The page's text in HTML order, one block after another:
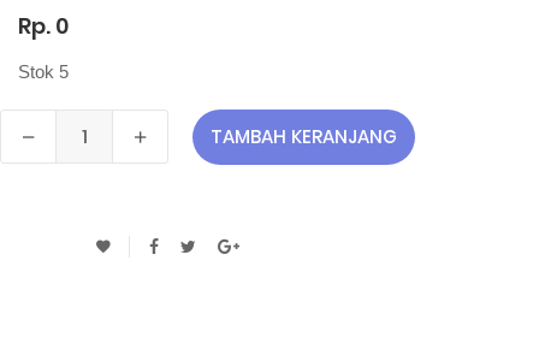
Rp. 0
Stok 5
TAMBAH KERANJANG